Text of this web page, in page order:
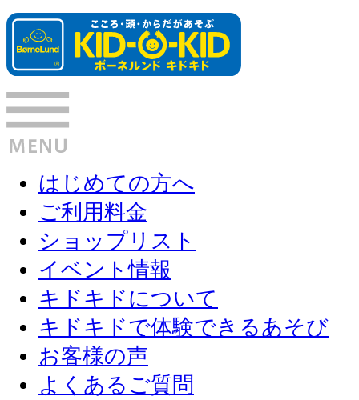
はじめての方へ
ご利用料金
ショップリスト
イベント情報
キドキドについて
キドキドで体験できるあそび
お客様の声
よくあるご質問